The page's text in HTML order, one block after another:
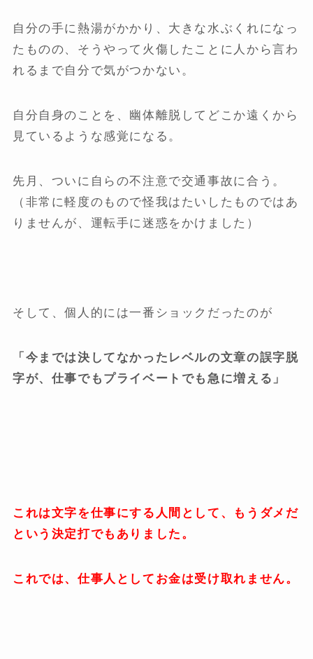
自分の手に熱湯がかかり、大きな水ぶくれになっ
たものの、そうやって火傷したことに人から言わ
れるまで自分で気がつかない。
自分自身のことを、幽体離脱してどこか遠くから
見ているような感覚になる。
先月、ついに自らの不注意で交通事故に合う。
（非常に軽度のもので怪我はたいしたものではあ
りませんが、運転手に迷惑をかけました）
そして、個人的には一番ショックだったのが
「今までは決してなかったレベルの文章の誤字脱
字が、仕事でもプライベートでも急に増える」
これは文字を仕事にする人間として、もうダメだ
という決定打でもありました。
これでは、仕事人としてお金は受け取れません。